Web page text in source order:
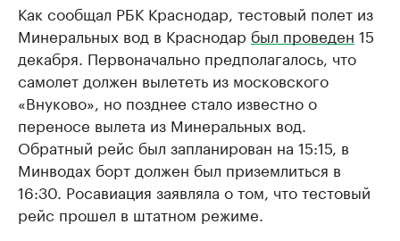
Как сообщал РБК Краснодар, тестовый полет из
Минеральных вод в Краснодар был проведен 15
декабря. Первоначально предполагалось, что
самолет должен вылететь из московского
«Внуково», но позднее стало известно о
переносе вылета из Минеральных вод.
Обратный рейс был запланирован на 15:15, в
Минводах борт должен был приземлиться в
16:30. Росавиация заявляла о том, что тестовый
рейс прошел в штатном режиме.